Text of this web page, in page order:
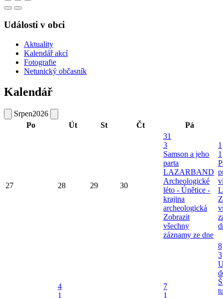
Události v obci
Aktuality
Kalendář akcí
Fotografie
Netunický občasník
Kalendář
Srpen2026
Po
Út St Čt Pá
27 28 29 30
31
3
Samson a jeho
parta
LAZARBAND
Archeologické
léto - Únětice -
krajina
archeologická
Zobrazit
všechny
záznamy ze dne
1
1
4
1
7
1
8
3